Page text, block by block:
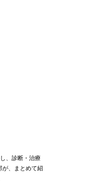
、診断・治療
が、まとめて紹